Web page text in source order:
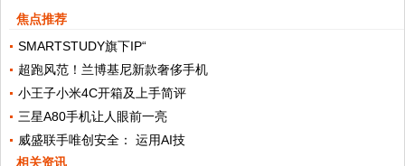
焦点推荐
SMARTSTUDY旗下IP“
超跑风范！兰博基尼新款奢侈手机
小王子小米4C开箱及上手简评
三星A80手机让人眼前一亮
威盛联手唯创安全： 运用AI技
相关资讯